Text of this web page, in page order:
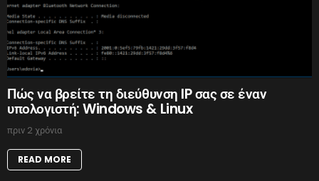
Πώς να βρείτε τη διεύθυνση IP σας σε έναν
υπολογιστή: Windows & Linux
πριν 2 χρόνια
READ MORE